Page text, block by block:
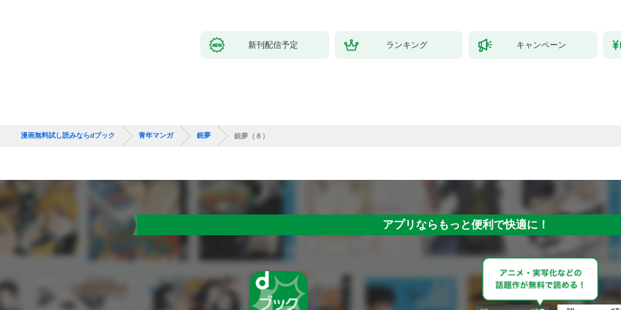
新刊配信予定 ランキング キャンペーン
漫画無料試し読みならdブック 青年マンガ 銃夢 銃夢（８）
アプリならもっと便利で快適に！